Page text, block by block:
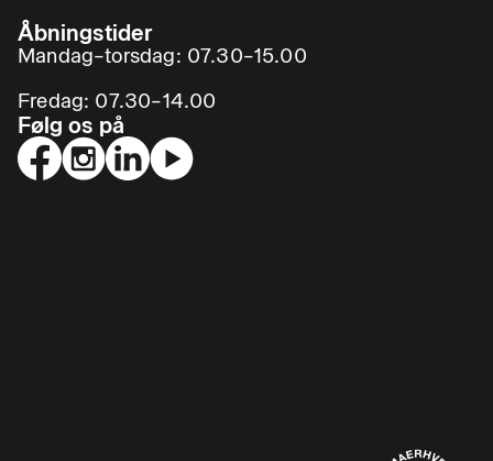
Åbningstider
Mandag–torsdag: 07.30–15.00
Fredag: 07.30–14.00
Følg os på